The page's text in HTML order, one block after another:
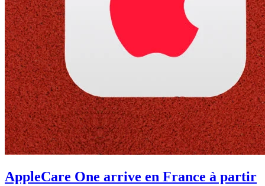
AppleCare One arrive en France à partir